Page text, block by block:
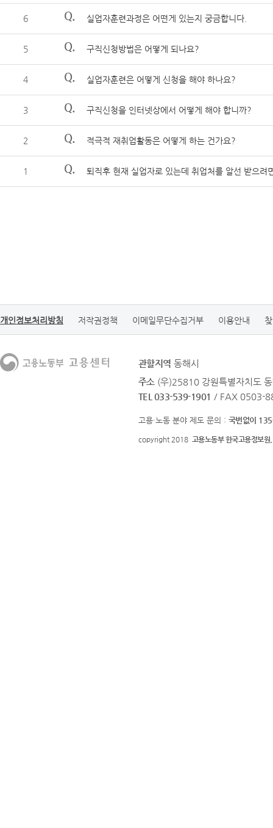
6 Q. 실업자훈련과정은 어떤게 있는지 궁금합니다.
5 Q. 구직신청방법은 어떻게 되나요?
4 Q. 실업자훈련은 어떻게 신청을 해야 하나요?
3 Q. 구직신청을 인터넷상에서 어떻게 해야 합니까?
2 Q. 적극적 재취업활동은 어떻게 하는 건가요?
1 Q. 퇴직후 현재 실업자로 있는데 취업처를 알선 받으려
개인정보처리방침 저작권정책 이메일무단수집거부 이용안내
관할지역 동해시
주소 (우)25810 강원특별자치도
TEL 033-539-1901 / FAX 0503-
고용·노동 분야 제도 문의 : 국번없이
copyright 2018 고용노동부 한국고용정보원.